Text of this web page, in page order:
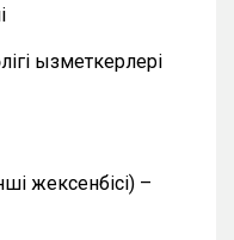
қызметкерлері
жексенбісі) –